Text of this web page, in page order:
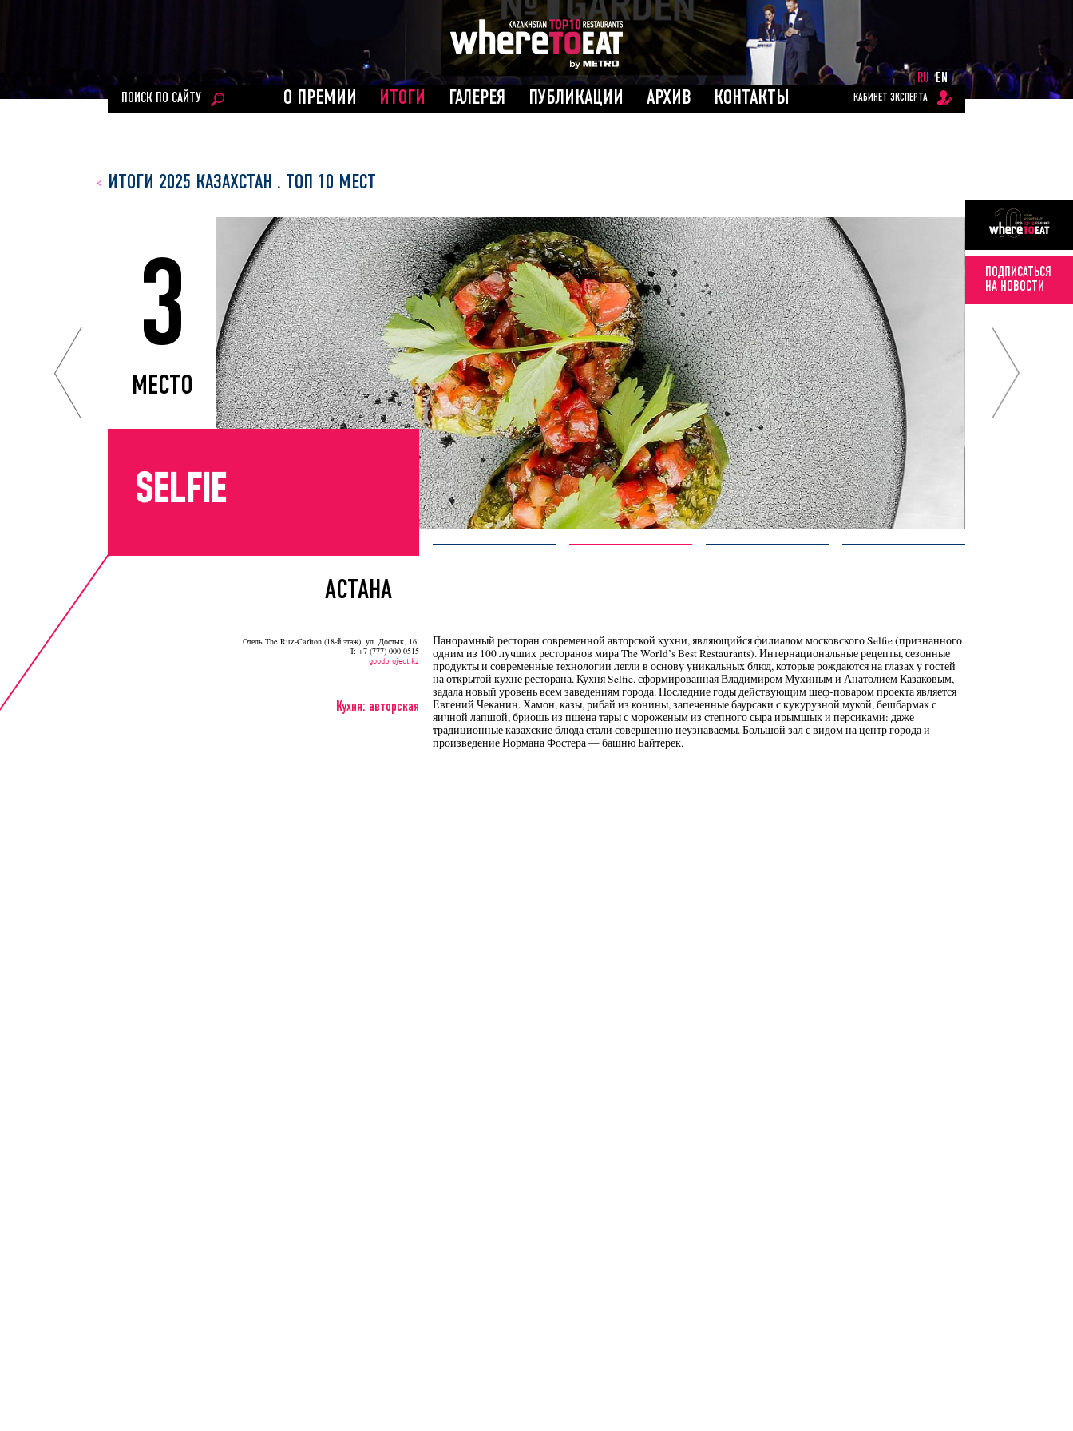
О ПРЕМИИ ИТОГИ ГАЛЕРЕЯ ПУБЛИКАЦИИ АРХИВ КОНТАКТЫ
RU EN
ПОИСК ПО САЙТУ
КАБИНЕТ ЭКСПЕРТА
ПОДПИСАТЬСЯ
НА НОВОСТИ
ИТОГИ 2025 КАЗАХСТАН . ТОП 10 МЕСТ
3
МЕСТО
SELFIE
АСТАНА
Отель The Ritz-Carlton (18-й этаж), ул. Достык, 16
T: +7 (777) 000 0515
goodproject.kz
Кухня: авторская
Панорамный ресторан современной авторской кухни, являющийся филиалом московского Selfie (признанного
одним из 100 лучших ресторанов мира The World’s Best Restaurants). Интернациональные рецепты, сезонные
продукты и современные технологии легли в основу уникальных блюд, которые рождаются на глазах у гостей
на открытой кухне ресторана. Кухня Selfie, сформированная Владимиром Мухиным и Анатолием Казаковым,
задала новый уровень всем заведениям города. Последние годы действующим шеф-поваром проекта является
Евгений Чеканин. Хамон, казы, рибай из конины, запеченные баурсаки с кукурузной мукой, бешбармак с
яичной лапшой, бриошь из пшена тары с мороженым из степного сыра ирымшык и персиками: даже
традиционные казахские блюда стали совершенно неузнаваемы. Большой зал с видом на центр города и
произведение Нормана Фостера — башню Байтерек.